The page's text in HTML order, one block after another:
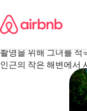
바로가기Rowlett, 텍사스
,
·3주 전
크리스틴과 그녀의
촬영을 위해 그녀를 적
인근의 작은 해변에서